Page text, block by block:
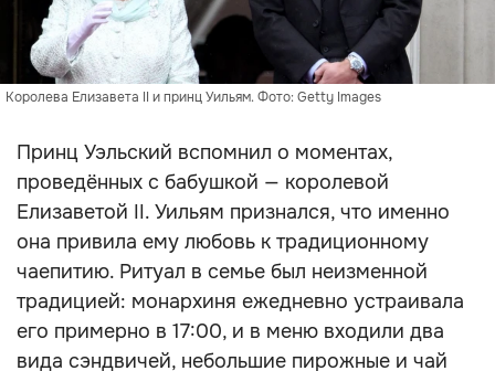
Королева Елизавета II и принц Уильям. Фото: Getty Images
Принц Уэльский вспомнил о моментах,
проведённых с бабушкой — королевой
Елизаветой II. Уильям признался, что именно
она привила ему любовь к традиционному
чаепитию. Ритуал в семье был неизменной
традицией: монархиня ежедневно устраивала
его примерно в 17:00, и в меню входили два
вида сэндвичей, небольшие пирожные и чай